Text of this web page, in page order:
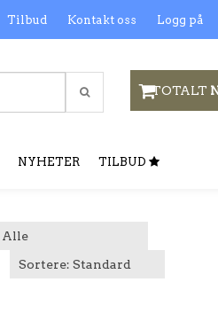
Tilbud Kontakt oss Logg på
TOTALT
NYHETER TILBUD